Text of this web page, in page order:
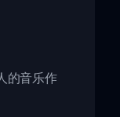
的音乐作